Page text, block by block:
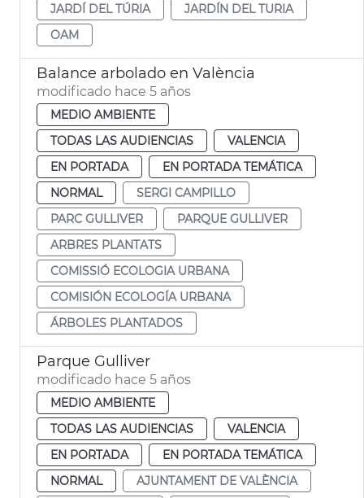
JARDÍ DEL TÚRIA
JARDÍN DEL TURIA
OAM
Balance arbolado en València
modificado hace 5 años
MEDIO AMBIENTE
TODAS LAS AUDIENCIAS
VALENCIA
EN PORTADA
EN PORTADA TEMÁTICA
NORMAL
SERGI CAMPILLO
PARC GULLIVER
PARQUE GULLIVER
ARBRES PLANTATS
COMISSIÓ ECOLOGIA URBANA
COMISIÓN ECOLOGÍA URBANA
ÁRBOLES PLANTADOS
Parque Gulliver
modificado hace 5 años
MEDIO AMBIENTE
TODAS LAS AUDIENCIAS
VALENCIA
EN PORTADA
EN PORTADA TEMÁTICA
NORMAL
AJUNTAMENT DE VALÈNCIA